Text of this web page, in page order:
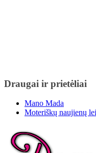
Draugai ir prietėliai
Mano Mada
Moteriškų naujienų